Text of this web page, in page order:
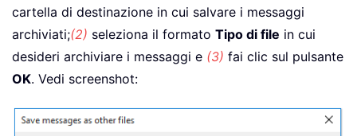
cartella di destinazione in cui salvare i messaggi
archiviati;(2) seleziona il formato Tipo di file in cui
desideri archiviare i messaggi e (3) fai clic sul pulsante
OK. Vedi screenshot: